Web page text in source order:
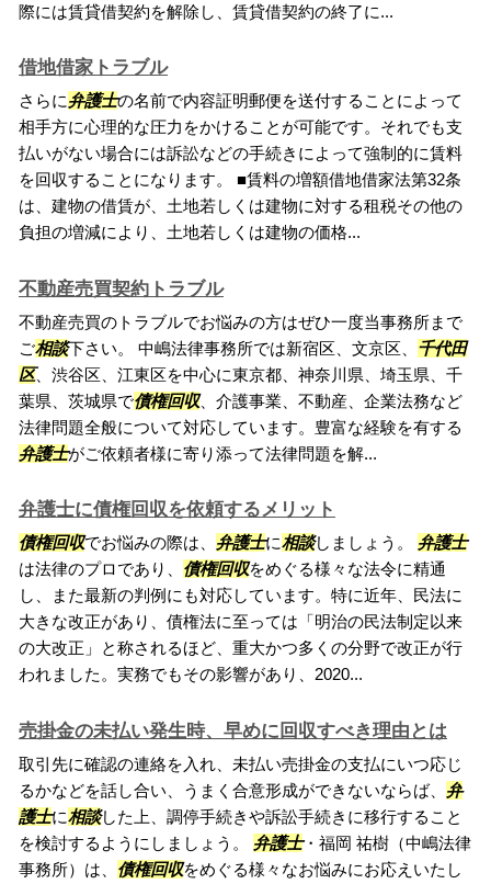
際には賃貸借契約を解除し、賃貸借契約の終了に...
借地借家トラブル
さらに弁護士の名前で内容証明郵便を送付することによって
相手方に心理的な圧力をかけることが可能です。それでも支
払いがない場合には訴訟などの手続きによって強制的に賃料
を回収することになります。 ■賃料の増額借地借家法第32条
は、建物の借賃が、土地若しくは建物に対する租税その他の
負担の増減により、土地若しくは建物の価格...
不動産売買契約トラブル
不動産売買のトラブルでお悩みの方はぜひ一度当事務所まで
ご相談下さい。 中嶋法律事務所では新宿区、文京区、 千代田
区、渋谷区、江東区を中心に東京都、神奈川県、埼玉県、千
葉県、茨城県で債権回収、介護事業、不動産、企業法務など
法律問題全般について対応しています。豊富な経験を有する
弁護士がご依頼者様に寄り添って法律問題を解...
弁護士に債権回収を依頼するメリット
債権回収でお悩みの際は、 弁護士に相談しましょう。 弁護士
は法律のプロであり、 債権回収をめぐる様々な法令に精通
し、また最新の判例にも対応しています。特に近年、民法に
大きな改正があり、債権法に至っては「明治の民法制定以来
の大改正」と称されるほど、重大かつ多くの分野で改正が行
われました。実務でもその影響があり、2020...
売掛金の未払い発生時、早めに回収すべき理由とは
取引先に確認の連絡を入れ、未払い売掛金の支払にいつ応じ
るかなどを話し合い、うまく合意形成ができないならば、 弁
護士に相談した上、調停手続きや訴訟手続きに移行すること
を検討するようにしましょう。 弁護士・福岡 祐樹（中嶋法律
事務所）は、 債権回収をめぐる様々なお悩みにお応えいたし